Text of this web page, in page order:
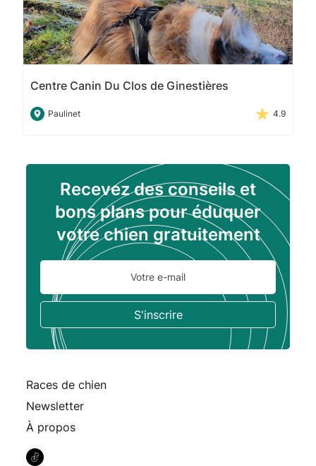
Centre Canin Du Clos de Ginestières
Paulinet 4.9
Recevez des conseils et
bons plans pour éduquer
votre chien gratuitement
Races de chien
Newsletter
À propos